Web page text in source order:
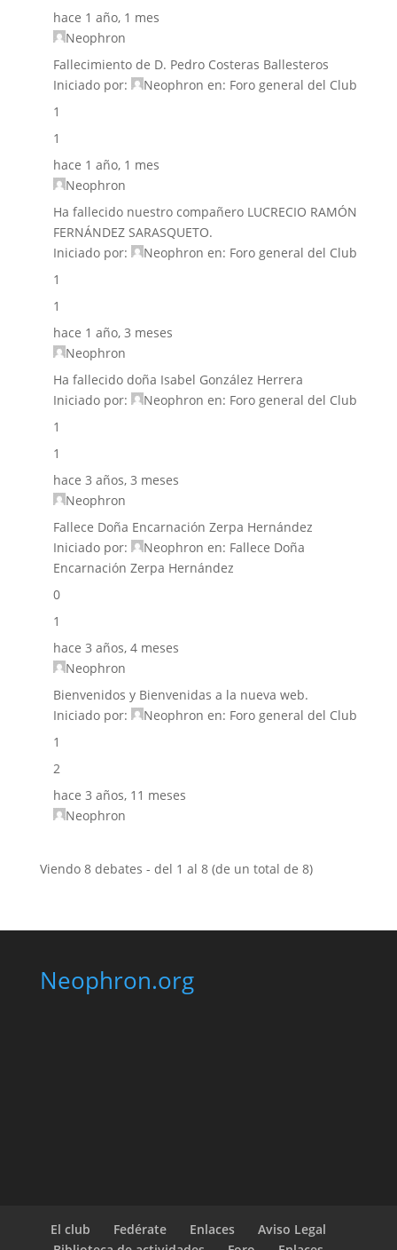
hace 1 año, 1 mes
Neophron
Fallecimiento de D. Pedro Costeras Ballesteros
Iniciado por:
Neophron en: Foro general del Club
1
1
hace 1 año, 1 mes
Neophron
Ha fallecido nuestro compañero LUCRECIO RAMÓN
FERNÁNDEZ SARASQUETO.
Iniciado por:
Neophron en: Foro general del Club
1
1
hace 1 año, 3 meses
Neophron
Ha fallecido doña Isabel González Herrera
Iniciado por:
Neophron en: Foro general del Club
1
1
hace 3 años, 3 meses
Neophron
Fallece Doña Encarnación Zerpa Hernández
Iniciado por:
Neophron en: Fallece Doña
Encarnación Zerpa Hernández
0
1
hace 3 años, 4 meses
Neophron
Bienvenidos y Bienvenidas a la nueva web.
Iniciado por:
Neophron en: Foro general del Club
1
2
hace 3 años, 11 meses
Neophron
Viendo 8 debates - del 1 al 8 (de un total de 8)
Neophron.org
El club Fedérate Enlaces
Aviso Legal